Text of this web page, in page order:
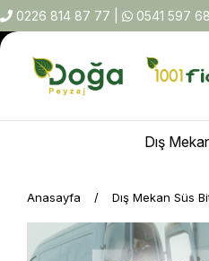
0226 814 87 77 0541 597
Dış
Anasayfa Dış Mekan Süs